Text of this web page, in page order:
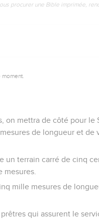
procurer une Bible imprimée,
on mettra de côté pour
de longueur et de
terrain carré de cinq
mesures.
mille mesures de
qui assurent le